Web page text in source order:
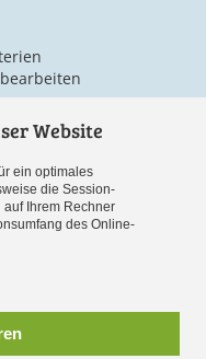
Website
ein optimales
die Session-
Ihrem Rechner
des Online-